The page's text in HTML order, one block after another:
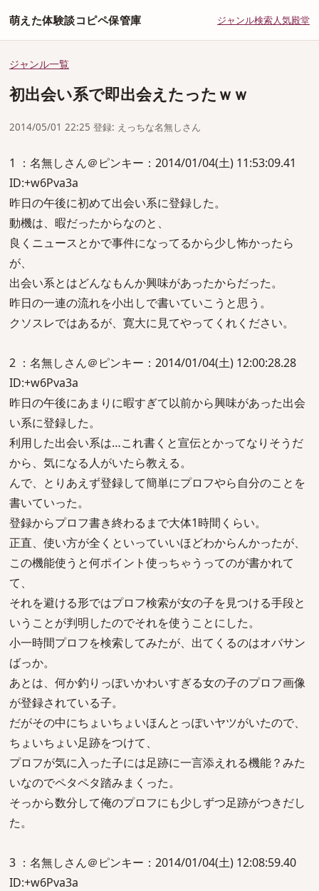
萌えた体験談コピペ保管庫 ジャンル検索人気殿堂
ジャンル一覧
初出会い系で即出会えたったｗｗ
2014/05/01 22:25 登録: えっちな名無しさん
1 ：名無しさん＠ピンキー：2014/01/04(土) 11:53:09.41
ID:+w6Pva3a
昨日の午後に初めて出会い系に登録した。
動機は、暇だったからなのと、
良くニュースとかで事件になってるから少し怖かったら
が、
出会い系とはどんなもんか興味があったからだった。
昨日の一連の流れを小出しで書いていこうと思う。
クソスレではあるが、寛大に見てやってくれください。
2 ：名無しさん＠ピンキー：2014/01/04(土) 12:00:28.28
ID:+w6Pva3a
昨日の午後にあまりに暇すぎて以前から興味があった出会
い系に登録した。
利用した出会い系は…これ書くと宣伝とかってなりそうだ
から、気になる人がいたら教える。
んで、とりあえず登録して簡単にプロフやら自分のことを
書いていった。
登録からプロフ書き終わるまで大体1時間くらい。
正直、使い方が全くといっていいほどわからんかったが、
この機能使うと何ポイント使っちゃうってのが書かれて
て、
それを避ける形ではプロフ検索が女の子を見つける手段と
いうことが判明したのでそれを使うことにした。
小一時間プロフを検索してみたが、出てくるのはオバサン
ばっか。
あとは、何か釣りっぽいかわいすぎる女の子のプロフ画像
が登録されている子。
だがその中にちょいちょいほんとっぽいヤツがいたので、
ちょいちょい足跡をつけて、
プロフが気に入った子には足跡に一言添えれる機能？みた
いなのでペタペタ踏みまくった。
そっから数分して俺のプロフにも少しずつ足跡がつきだし
た。
3 ：名無しさん＠ピンキー：2014/01/04(土) 12:08:59.40
ID:+w6Pva3a